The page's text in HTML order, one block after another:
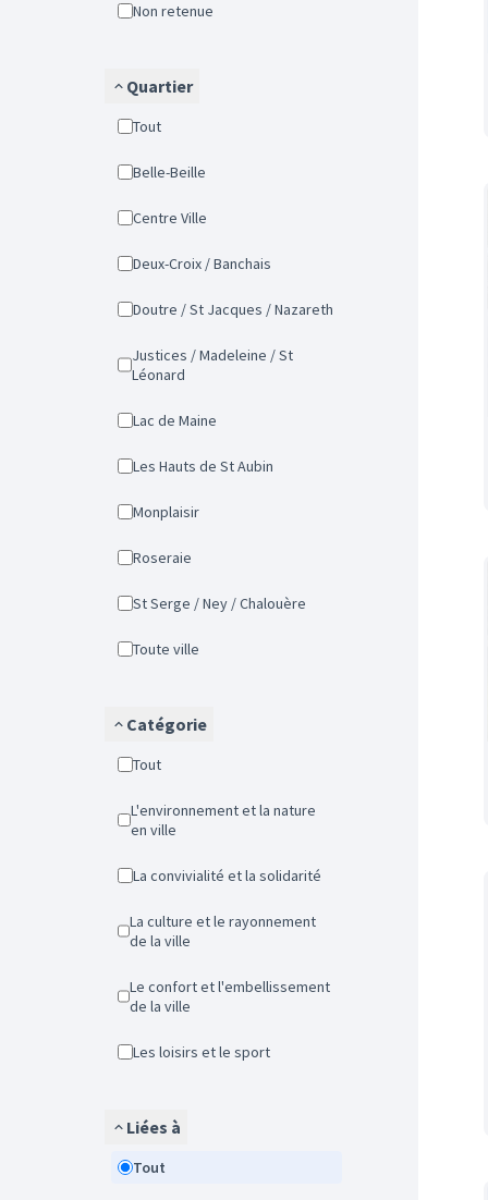
Non retenue
Quartier
Tout
Belle-Beille
Centre Ville
Deux-Croix / Banchais
Doutre / St Jacques / Nazareth
Justices / Madeleine / St
Léonard
Lac de Maine
Les Hauts de St Aubin
Monplaisir
Roseraie
St Serge / Ney / Chalouère
Toute ville
Catégorie
Tout
L'environnement et la nature
en ville
La convivialité et la solidarité
La culture et le rayonnement
de la ville
Le confort et l'embellissement
de la ville
Les loisirs et le sport
Liées à
Tout